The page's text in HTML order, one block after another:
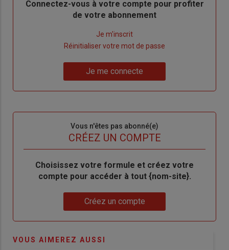
Body
Connectez-vous à votre compte pour profiter
de votre abonnement
Je m'inscrit
de
Réinitialiser votre mot de passe
me
Je me connecte
Vous n'êtes pas abonné(e)
CRÉEZ UN COMPTE
BodyChoisissez votre formule et créez votre
compte pour accéder à tout {nom-site}.
Créez un compte
VOUS AIMEREZ AUSSI